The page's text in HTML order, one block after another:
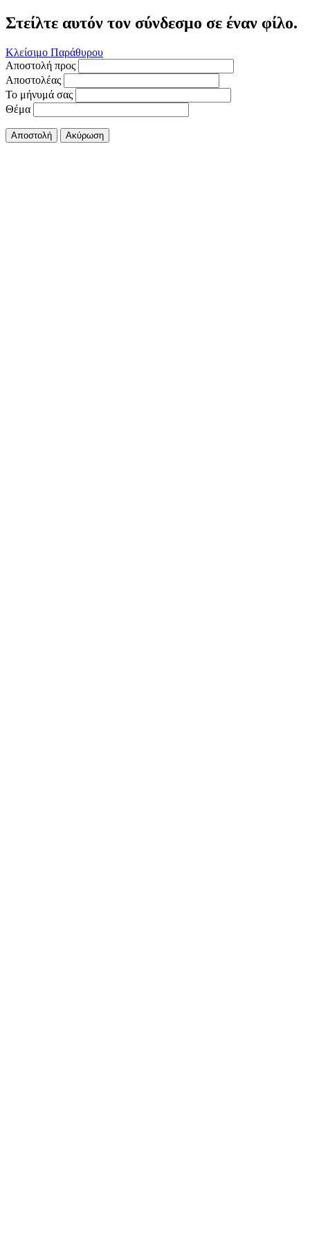
Στείλτε αυτόν τον σύνδεσμο σε έναν φίλο.
Κλείσιμο Παράθυρου
Αποστολή προς
Αποστολέας
Το μήνυμά σας
Θέμα
Αποστολή Ακύρωση